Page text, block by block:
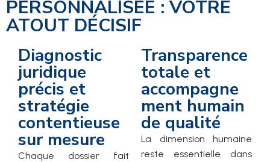
PERSONNALISÉE : VOTRE
ATOUT DÉCISIF
Diagnostic
juridique
précis et
stratégie
contentieuse
sur mesure
Chaque dossier fait
Transparence
totale et
accompagne
ment humain
de qualité
La dimension humaine
reste essentielle dans